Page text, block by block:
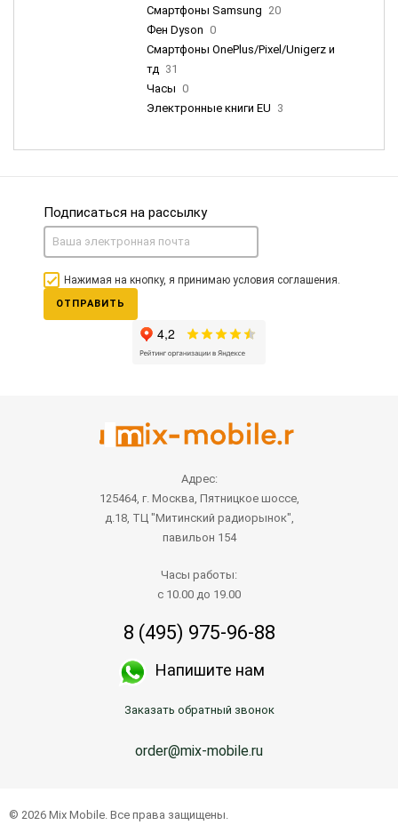
Смартфоны Samsung 20
Фен Dyson 0
Смартфоны OnePlus/Pixel/Unigerz и
тд 31
Часы 0
Электронные книги EU 3
Подписаться на рассылку
Нажимая на кнопку, я принимаю условия соглашения.
ОТПРАВИТЬ
Адрес:
125464, г. Москва, Пятницкое шоссе,
д.18, ТЦ "Митинский радиорынок",
павильон 154
Часы работы:
с 10.00 до 19.00
8 (495) 975-96-88
Напишите нам
Заказать обратный звонок
order@mix-mobile.ru
© 2026 Mix Mobile. Все права защищены.